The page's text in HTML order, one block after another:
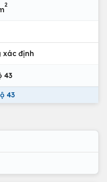
2
xác định
43
43